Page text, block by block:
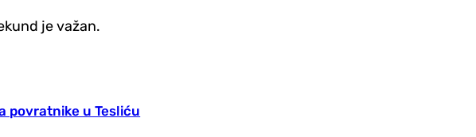
je važan.
povratnike u Tesliću